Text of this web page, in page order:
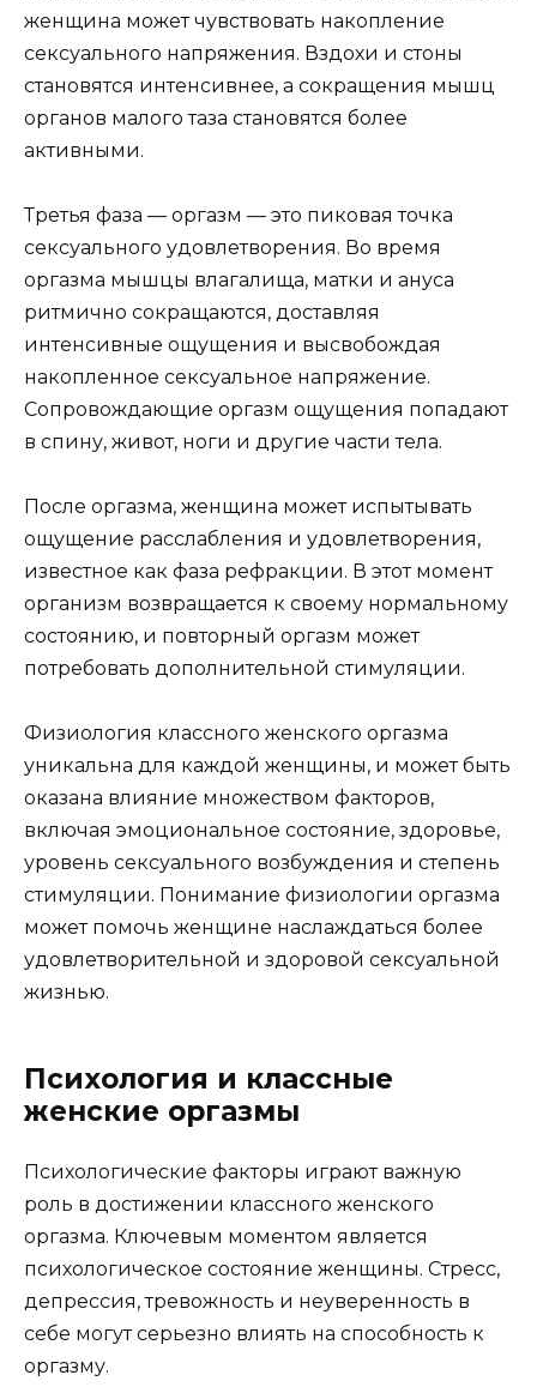
женщина может чувствовать накопление
сексуального напряжения. Вздохи и стоны
становятся интенсивнее, а сокращения мышц
органов малого таза становятся более
активными.
Третья фаза — оргазм — это пиковая точка
сексуального удовлетворения. Во время
оргазма мышцы влагалища, матки и ануса
ритмично сокращаются, доставляя
интенсивные ощущения и высвобождая
накопленное сексуальное напряжение.
Сопровождающие оргазм ощущения попадают
в спину, живот, ноги и другие части тела.
После оргазма, женщина может испытывать
ощущение расслабления и удовлетворения,
известное как фаза рефракции. В этот момент
организм возвращается к своему нормальному
состоянию, и повторный оргазм может
потребовать дополнительной стимуляции.
Физиология классного женского оргазма
уникальна для каждой женщины, и может быть
оказана влияние множеством факторов,
включая эмоциональное состояние, здоровье,
уровень сексуального возбуждения и степень
стимуляции. Понимание физиологии оргазма
может помочь женщине наслаждаться более
удовлетворительной и здоровой сексуальной
жизнью.
Психология и классные
женские оргазмы
Психологические факторы играют важную
роль в достижении классного женского
оргазма. Ключевым моментом является
психологическое состояние женщины. Стресс,
депрессия, тревожность и неуверенность в
себе могут серьезно влиять на способность к
оргазму.